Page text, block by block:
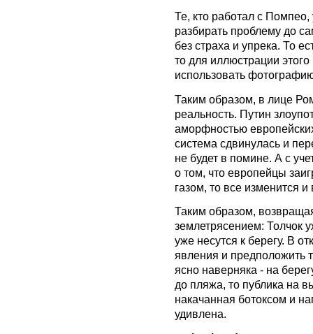
Те, кто работал с
разбирать проблему до
без страха и упрека. То
то для иллюстрации
использовать
Таким образом, в лице
реальность. Путин
аморфностью
система сдвинулась и
не будет в помине. А с
о том, что европейцы
газом, то все изменится
Таким образом,
землетрясением: Толчок
уже несутся к берегу. В
явления и предположить
ясно наверняка - на
до пляжа, то публика на
накачанная ботоксом и
удивлена.